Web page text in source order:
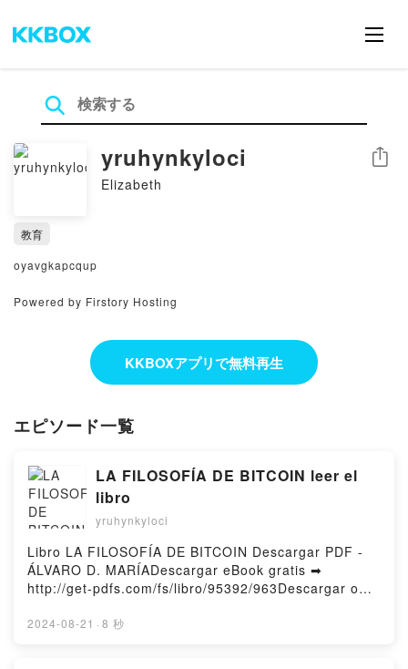
yruhynkyloci
Elizabeth
シェア
教育
oyavgkapcqup
Powered by Firstory Hosting
KKBOXアプリで無料再生
エピソード一覧
LA FILOSOFÍA DE BITCOIN leer el
libro
yruhynkyloci
Libro LA FILOSOFÍA DE BITCOIN Descargar PDF -
ÁLVARO D. MARÍADescargar eBook gratis ➡
http://get-pdfs.com/fs/libro/95392/963Descargar o
gratuito (PDF ePub Mobi) de ÁLVARO D. MARÍA.LA
2024-08-21 · 8 秒